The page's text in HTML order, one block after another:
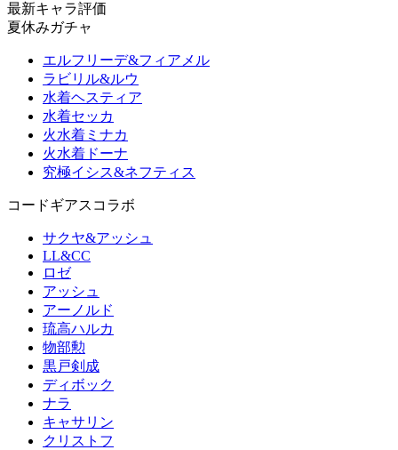
最新キャラ評価
夏休みガチャ
エルフリーデ&フィアメル
ラビリル&ルウ
水着ヘスティア
水着セッカ
火水着ミナカ
火水着ドーナ
究極イシス&ネフティス
コードギアスコラボ
サクヤ&アッシュ
LL&CC
ロゼ
アッシュ
アーノルド
琉高ハルカ
物部勲
黒戸剣成
ディボック
ナラ
キャサリン
クリストフ